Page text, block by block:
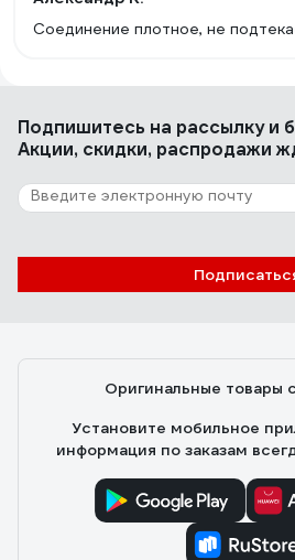
Соединение плотное, не
Подпишитесь на рассылкуи
Акции, скидки, распродажи
Оригинальные товары
Установите мобильное
информация по заказам